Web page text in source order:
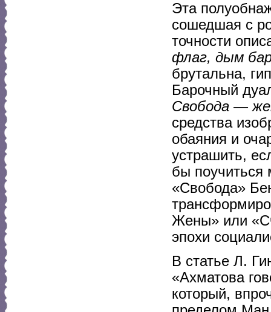
Эта
сошедшая с
точности
флаг, дым
брутальна,
Барочный
Свобода —
средства
обаяния и
устрашить,
бы поучиться
«Свобода»
Жены» или
эпохи
В статье Л.
«Ахматова
который,